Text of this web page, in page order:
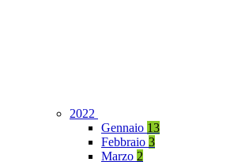
2022
Gennaio 13
Febbraio 3
Marzo 2